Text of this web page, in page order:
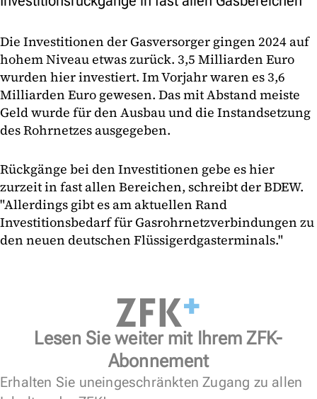
Die Investitionen der Gasversorger gingen 2024 auf
hohem Niveau etwas zurück. 3,5 Milliarden Euro
wurden hier investiert. Im Vorjahr waren es 3,6
Milliarden Euro gewesen. Das mit Abstand meiste
Geld wurde für den Ausbau und die Instandsetzung
des Rohrnetzes ausgegeben.
Rückgänge bei den Investitionen gebe es hier
zurzeit in fast allen Bereichen, schreibt der BDEW.
"Allerdings gibt es am aktuellen Rand
Investitionsbedarf für Gasrohrnetzverbindungen zu
den neuen deutschen Flüssigerdgasterminals."
Lesen Sie weiter mit Ihrem ZFK-
Abonnement
Erhalten Sie uneingeschränkten Zugang zu allen